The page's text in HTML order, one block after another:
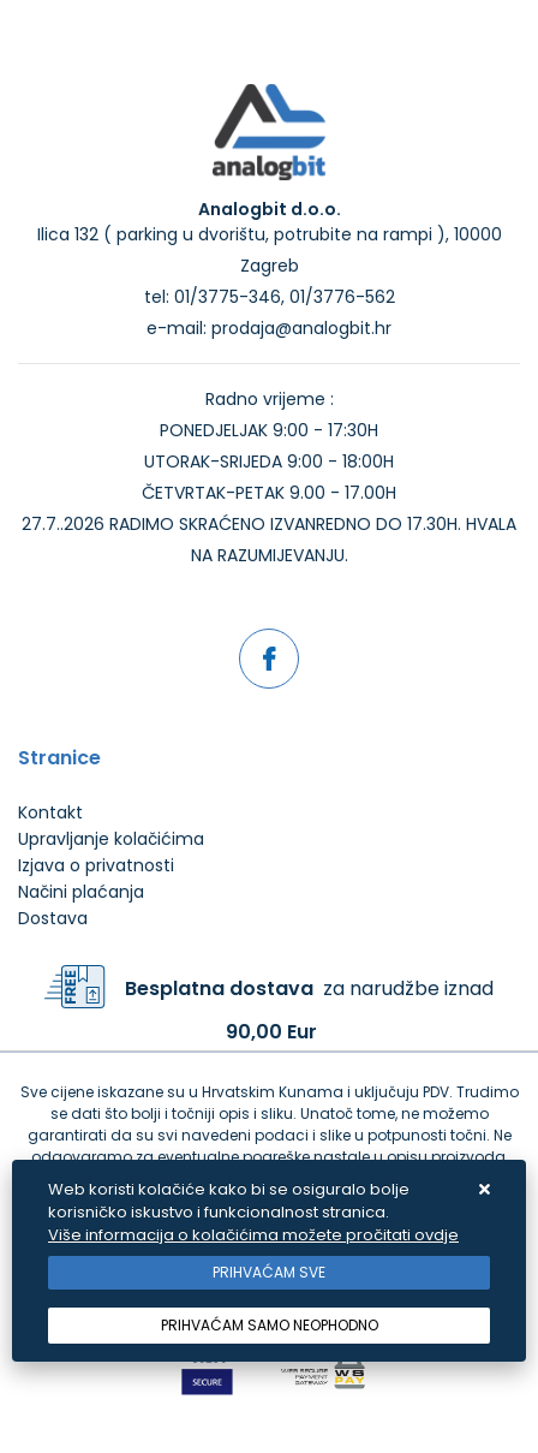
Analogbit d.o.o.
Ilica 132 ( parking u dvorištu, potrubite na rampi ), 10000
Zagreb
tel: 01/3775-346, 01/3776-562
e-mail: prodaja@analogbit.hr
Radno vrijeme :
PONEDJELJAK 9:00 - 17:30H
UTORAK-SRIJEDA 9:00 - 18:00H
ČETVRTAK-PETAK 9.00 - 17.00H
27.7..2026 RADIMO SKRAĆENO IZVANREDNO DO 17.30H. HVALA
NA RAZUMIJEVANJU.
Stranice
Kontakt
Upravljanje kolačićima
Izjava o privatnosti
Načini plaćanja
Dostava
Besplatna dostavaza narudžbe iznad
90,00 Eur
Sve cijene iskazane su u Hrvatskim Kunama i uključuju PDV. Trudimo
se dati što bolji i točniji opis i sliku. Unatoč tome, ne možemo
garantirati da su svi navedeni podaci i slike u potpunosti točni. Ne
odgovaramo za eventualne pogreške nastale u opisu proizvoda,
greške prilikom štampanja te promjene cijena.
Web koristi kolačiće kako bi se osiguralo bolje
korisničko iskustvo i funkcionalnost stranica.
Više informacija o kolačićima možete pročitati ovdje
PRIHVAĆAM SVE
PRIHVAĆAM SAMO NEOPHODNO